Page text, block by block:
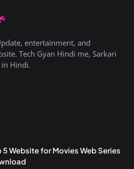
entertainment, and
Tech Gyan Hindi me, Sarkari
in Hindi.
5 Website for Movies Web Series